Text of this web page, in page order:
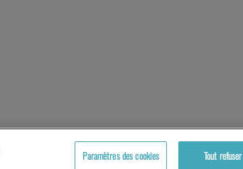
Paramètres des cookies Tout refuser